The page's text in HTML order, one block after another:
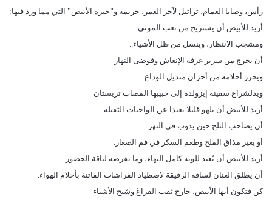
رأس، وصايا الغمام، تراتيل لآخر العمر، جريمة و”حيرة الأبيض” التي مما ورد فيها:
أريد للأبيض أن يستريح من تعب الموتى
ومشجب الانتظار، وينسل من ظل الأشياء..
أن يخرج من سرير غرفة الإنعاش وفوضى النهار
ويحرر أحلامه من أحزان منديل الوداع.
ويدلشراع سفينة إيزولدة إلى حبيبها المصاب تريستان
أريد للأبيض أن يلهو قليلا بعيدا عن الواجبات الثقيلة..
أن يصاحب الثلج حين يذوب في النهر
أو يغير مذاق الملح وطعم السكر في فم الصغار.
أريد للأبيض أن يُعيد للونه كامل البهاء، وما تفرضه لياقة الحضور..
أن يطلق العنان لساقه الرقيقة لاصطياد الفراشات الفاتنة بأحلام الهواء.
كن فتكون أيها الأبيض، خارج ثقب الفراغ وشبح الأشياء